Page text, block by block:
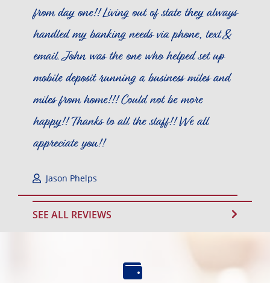
from day one!! Living out of state they always
handled my banking needs via phone, text &
email. John was the one who helped set up
mobile deposit running a business miles and
miles from home!!! Could not be more
happy!! Thanks to all the staff!! We all
appreciate you!!
Jason Phelps
SEE ALL REVIEWS
un